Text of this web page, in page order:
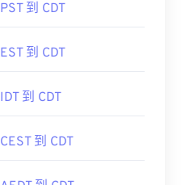
PST 到 CDT
EST 到 CDT
IDT 到 CDT
CEST 到 CDT